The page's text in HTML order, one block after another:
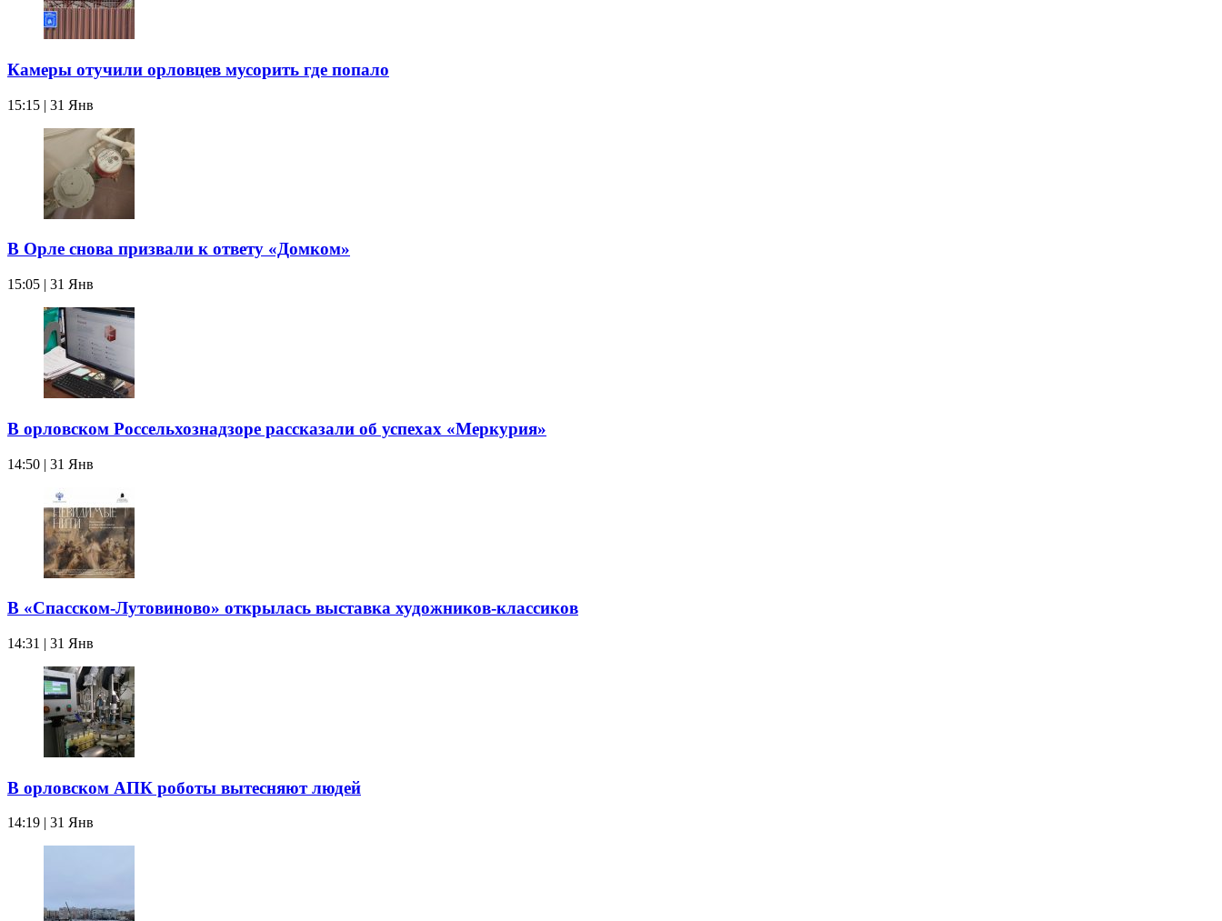
Камеры отучили орловцев мусорить где попало
15:15 | 31 Янв
В Орле снова призвали к ответу «Домком»
15:05 | 31 Янв
В орловском Россельхознадзоре рассказали об успехах «Меркурия»
14:50 | 31 Янв
В «Спасском-Лутовиново» открылась выставка художников-классиков
14:31 | 31 Янв
В орловском АПК роботы вытесняют людей
14:19 | 31 Янв